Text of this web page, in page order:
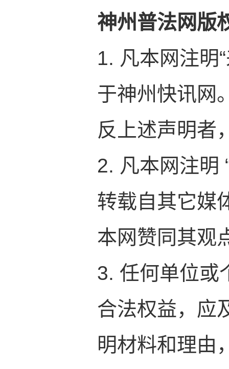
神州普法网版
1. 凡本网注明
于神州快讯网
反上述声明者
2. 凡本网注明
转载自其它媒
本网赞同其观
3. 任何单位或
合法权益，应
明材料和理由